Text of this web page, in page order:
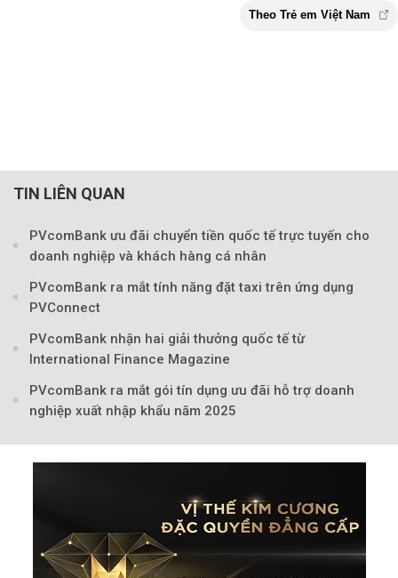
Theo Trẻ em Việt
TIN LIÊN QUAN
PVcomBank ưu đãi chuyển tiền quốc tế trực tuyến cho
doanh nghiệp và khách hàng cá nhân
PVcomBank ra mắt tính năng đặt taxi trên ứng dụng
PVConnect
PVcomBank nhận hai giải thưởng quốc tế từ
International Finance Magazine
PVcomBank ra mắt gói tín dụng ưu đãi hỗ trợ doanh
nghiệp xuất nhập khẩu năm 2025